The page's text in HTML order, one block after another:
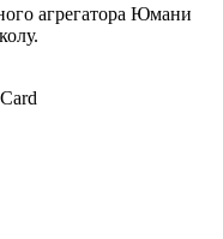
агрегатора Юмани